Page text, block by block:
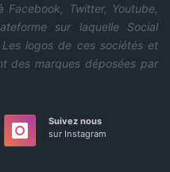
Twitter, Youtube,
sur laquelle Social
logos de ces sociétés et
des marques déposées par
Suivez nous
sur Instagram